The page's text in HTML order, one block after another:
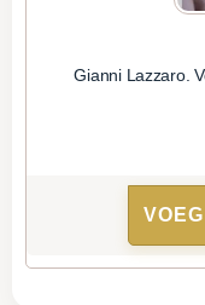
Gianni Lazzaro.